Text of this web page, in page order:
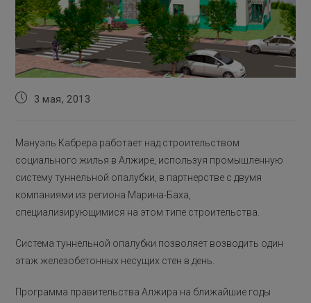
Запись3 мая, 2013
Мануэль Кабрера работает над строительством
социального жилья в Алжире, используя промышленную
систему туннельной опалубки, в партнерстве с двумя
компаниями из региона Марина-Баха,
специализирующимися на этом типе строительства.
Система туннельной опалубки позволяет возводить один
этаж железобетонных несущих стен в день.
Программа правительства Алжира на ближайшие годы